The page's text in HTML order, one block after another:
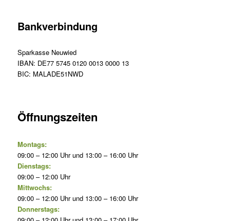
Bankverbindung
Sparkasse Neuwied
IBAN: DE77 5745 0120 0013 0000 13
BIC: MALADE51NWD
Öffnungszeiten
Montags:
09:00 – 12:00 Uhr und 13:00 – 16:00 Uhr
Dienstags:
09:00 – 12:00 Uhr
Mittwochs:
09:00 – 12:00 Uhr und 13:00 – 16:00 Uhr
Donnerstags: